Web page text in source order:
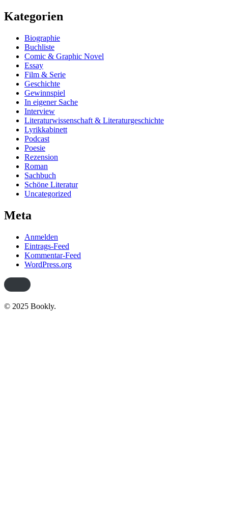
Kategorien
Biographie
Buchliste
Comic & Graphic Novel
Essay
Film & Serie
Geschichte
Gewinnspiel
In eigener Sache
Interview
Literaturwissenschaft & Literaturgeschichte
Lyrikkabinett
Podcast
Poesie
Rezension
Roman
Sachbuch
Schöne Literatur
Uncategorized
Meta
Anmelden
Eintrags-Feed
Kommentar-Feed
WordPress.org
© 2025 Bookly.